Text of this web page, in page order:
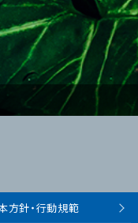
方針・行動規範